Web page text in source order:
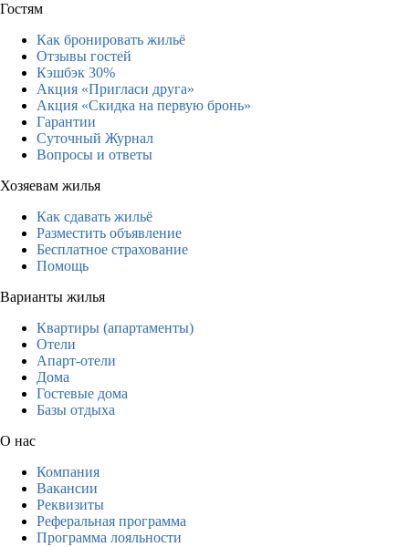
Гостям
Как бронировать жильё
Отзывы гостей
Кэшбэк 30%
Акция «Пригласи друга»
Акция «Скидка на первую бронь»
Гарантии
Суточный Журнал
Вопросы и ответы
Хозяевам жилья
Как сдавать жильё
Разместить объявление
Бесплатное страхование
Помощь
Варианты жилья
Квартиры (апартаменты)
Отели
Апарт-отели
Дома
Гостевые дома
Базы отдыха
О нас
Компания
Вакансии
Реквизиты
Реферальная программа
Программа лояльности